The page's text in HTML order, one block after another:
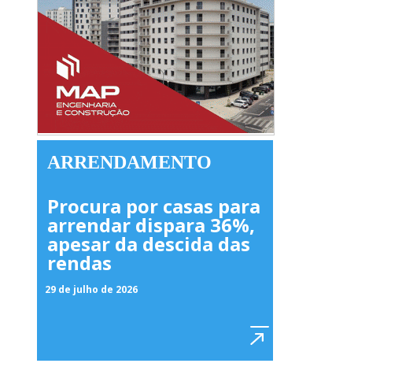
ARRENDAMENTO
Procura por casas para
arrendar dispara 36%,
apesar da descida das
rendas
29 de julho de 2026